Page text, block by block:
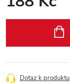
Dotaz k produktu